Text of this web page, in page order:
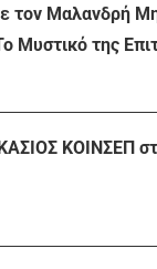
τον Μαλανδρή
Μυστικό της
ΚΟΙΝΣΕΠ